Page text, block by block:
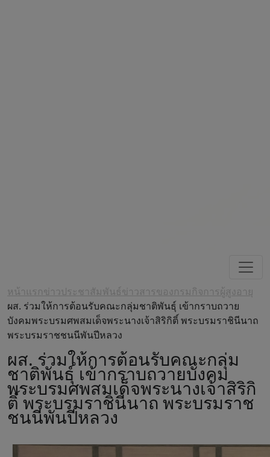
หน้าแรกข่าวประชาสัมพันธ์ข่าวสารของกรมกิจการผู้สูงอายุ
ผส. ร่วมให้การต้อนรับคณะกลุ่มชาติพันธุ์ เข้ากราบถวาย
บังคมพระบรมศพสมเด็จพระนางเจ้าสิริกิติ์ พระบรมราชินีนาถ
พระบรมราชชนนีพันปีหลวง
ผส. ร่วมให้การต้อนรับคณะกลุ่ม
ชาติพันธุ์ เข้ากราบถวายบังคม
พระบรมศพสมเด็จพระนางเจ้าสิริกิ
ติ์ พระบรมราชินีนาถ พระบรมราช
ชนนีพันปีหลวง